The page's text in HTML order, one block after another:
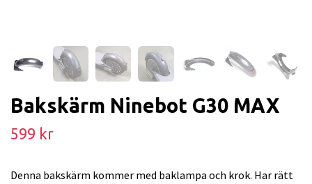
Bakskärm Ninebot G30 MAX
599 kr
Denna bakskärm kommer med baklampa och krok. Har rätt